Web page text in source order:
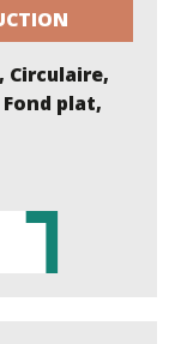
Circulaire,
plat,